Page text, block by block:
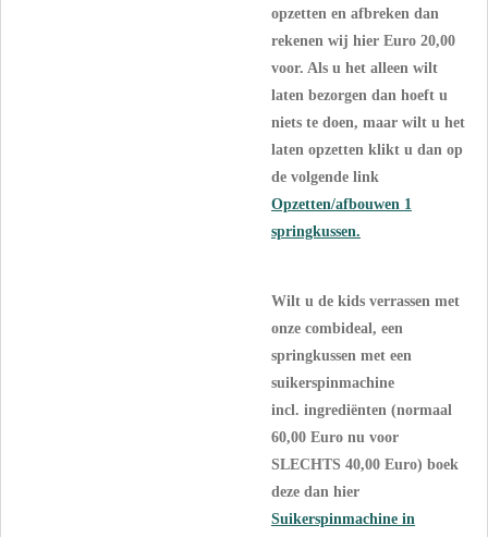
opzetten en afbreken dan
rekenen wij hier Euro 20,00
voor. Als u het alleen wilt
laten bezorgen dan hoeft u
niets te doen, maar wilt u het
laten opzetten klikt u dan op
de volgende link
Opzetten/afbouwen 1
springkussen.
Wilt u de kids verrassen met
onze combideal, een
springkussen met een
suikerspinmachine
incl. ingrediënten (normaal
60,00 Euro nu voor
SLECHTS 40,00 Euro) boek
deze dan hier
Suikerspinmachine in